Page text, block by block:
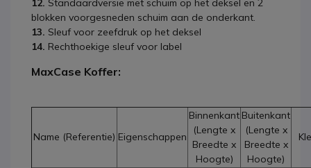
12. Standaardversie met schuim op het deksel en 2
blokken voorgesneden schuim aan de onderkant.
13. Sleuf voor zeefdruk op het deksel
14. Rechthoekige sleuf voor label
MaxCase Koffer:
Name (Referentie) Eigenschappen
Binnenkant
(Lengte x
Breedte x
Hoogte)
Buitenkant
(Lengte x
Breedte x
Hoogte)